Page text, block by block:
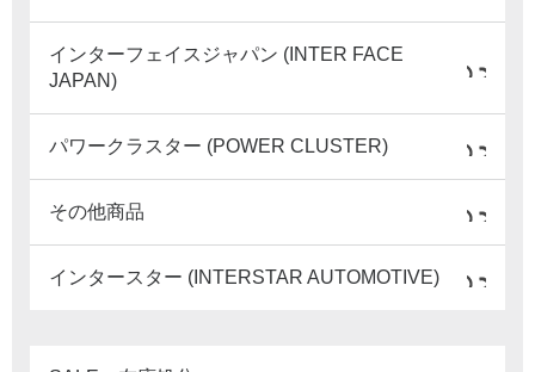
インターフェイスジャパン (INTER FACE
JAPAN)
パワークラスター (POWER CLUSTER)
その他商品
インタースター (INTERSTAR AUTOMOTIVE)